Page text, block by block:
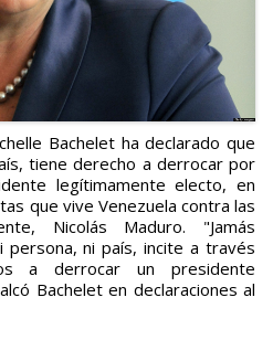
tiene derecho a derrocar por
legítimamente electo, en
que vive Venezuela contra las
Nicolás Maduro. "Jamás
persona, ni país, incite a través
a derrocar un presidente
Bachelet en declaraciones al